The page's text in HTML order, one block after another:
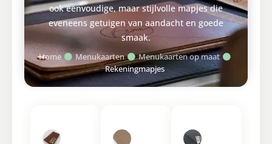
ook eenvoudige, maar stijlvolle mapjes die
eveneens getuigen van aandacht en goede
smaak.
Home Menukaarten
Menukaarten op maat
Rekeningmapjes